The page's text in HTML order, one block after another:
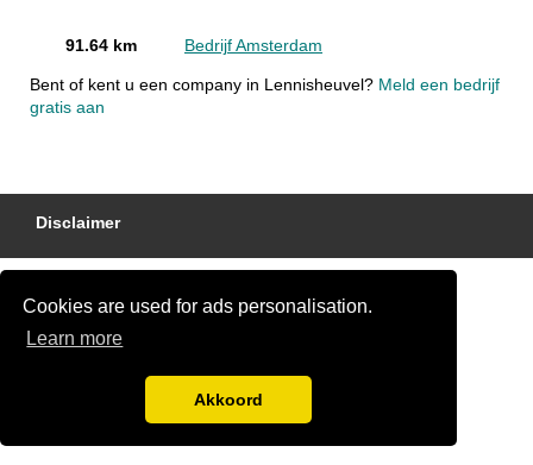
Cookies are used for ads personalisation.
Learn more
Akkoord
91.64 km Bedrijf Amsterdam
Bent of kent u een company in Lennisheuvel? Meld een bedrijf
gratis aan
Disclaimer